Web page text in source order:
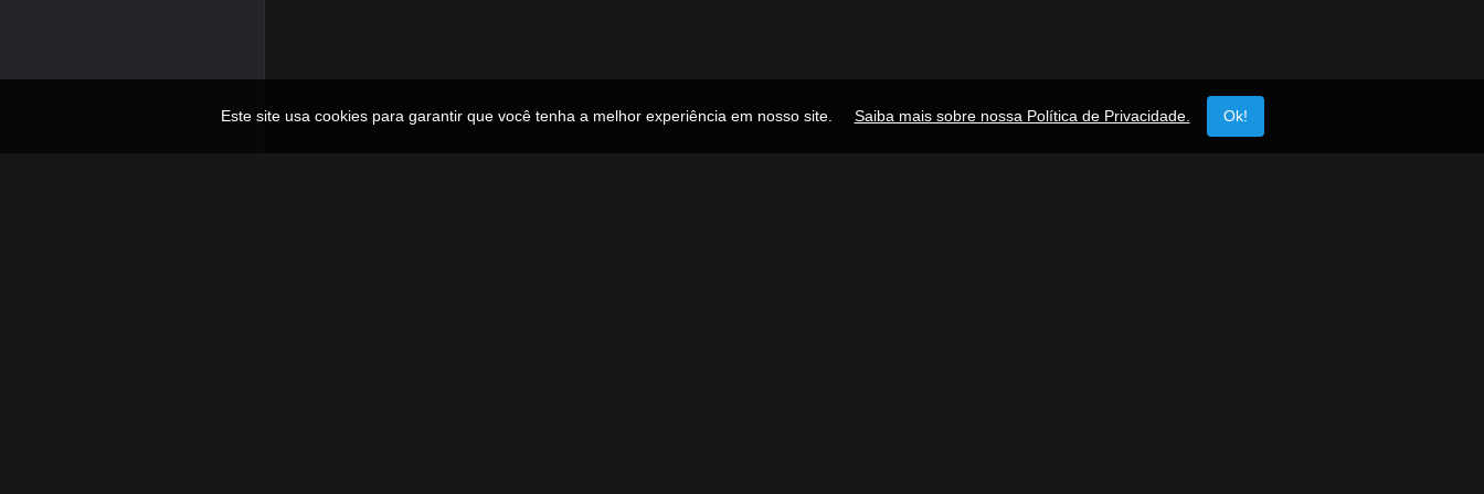
Este site usa cookies para garantir que você tenha a melhor experiência em nosso site. Saiba mais sobre nossa Política de Privacidade. Ok!